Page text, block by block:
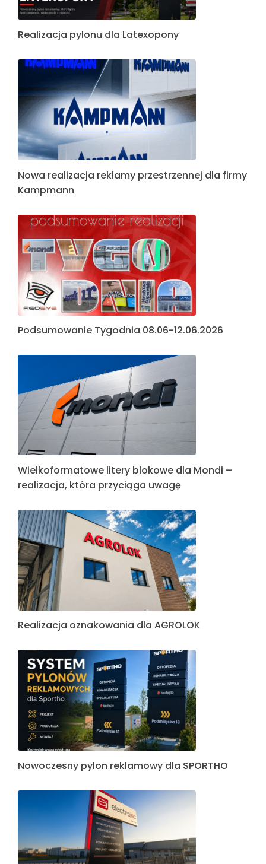
Realizacja pylonu dla Latexopony
Nowa realizacja reklamy przestrzennej dla firmy
Kampmann
Podsumowanie Tygodnia 08.06-12.06.2026
Wielkoformatowe litery blokowe dla Mondi –
realizacja, która przyciąga uwagę
Realizacja oznakowania dla AGROLOK
Nowoczesny pylon reklamowy dla SPORTHO